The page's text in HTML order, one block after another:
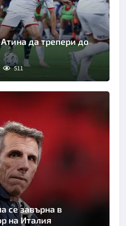
да трепери до
511
се завърна в
на Италия